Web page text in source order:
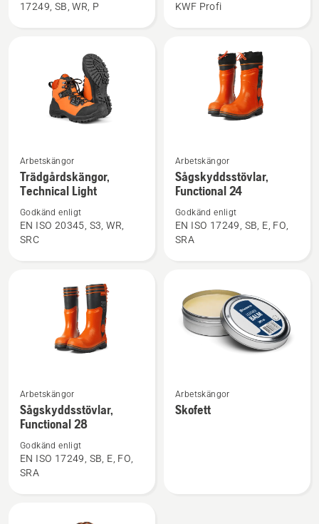
Functional
17249, SB, WR, P
Technical
KWF Profi
Se
mer
information
om
Trädgårdskängor,
Technical
Arbetskängor
Trädgårdskängor,
Technical Light
Godkänd enligt
EN ISO 20345, S3, WR,
SRC
Se
mer
information
om
Sågskyddsstövlar,
Functional
Arbetskängor
Sågskyddsstövlar,
Functional 24
Godkänd enligt
EN ISO 17249, SB, E, FO,
SRA
Se
mer
information
om
Sågskyddsstövlar,
Functional
Arbetskängor
Sågskyddsstövlar,
Functional 28
Godkänd enligt
EN ISO 17249, SB, E, FO,
SRA
Se
mer
Arbetskängor
Skofett